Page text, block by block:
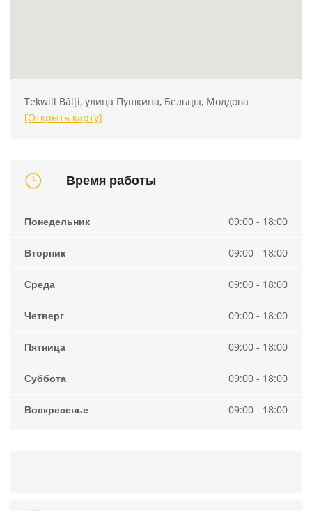
Tekwill Bălți, улица Пушкина, Бельцы, Молдова
[Открыть карту]
Время работы
Понедельник 09:00 - 18:00
Вторник 09:00 - 18:00
Среда 09:00 - 18:00
Четверг 09:00 - 18:00
Пятница 09:00 - 18:00
Суббота 09:00 - 18:00
Воскресенье 09:00 - 18:00